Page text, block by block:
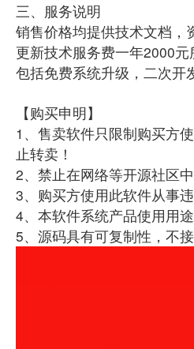
三、服务说明
销售价格均提供技术文档，
更新技术服务费一年2000元
包括免费系统升级，二次开
【购买申明】
1、售卖软件只限制购买方
止转卖！
2、禁止在网络等开源社区
3、购买方使用此软件从事
4、本软件系统产品使用用
5、源码具有可复制性，不